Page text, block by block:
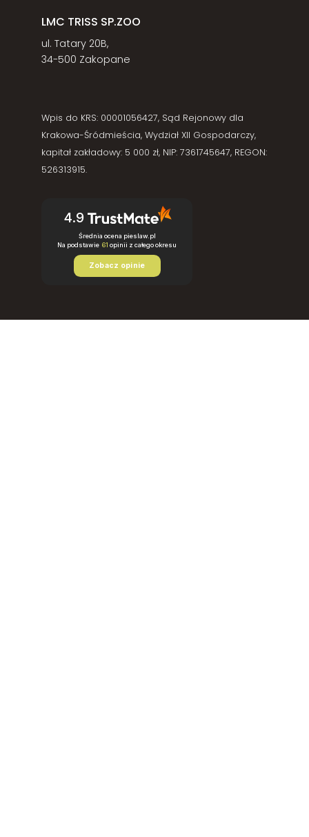
LMC TRISS SP.ZOO
ul. Tatary 20B,
34-500 Zakopane
Wpis do KRS: 00001056427, Sąd Rejonowy dla
Krakowa-Śródmieścia, Wydział XII Gospodarczy,
kapitał zakładowy: 5 000 zł, NIP: 7361745647, REGON:
526313915.
4.9
Średnia ocena pieslaw.pl
Na podstawie 61 opinii z całego okresu
Zobacz opinie